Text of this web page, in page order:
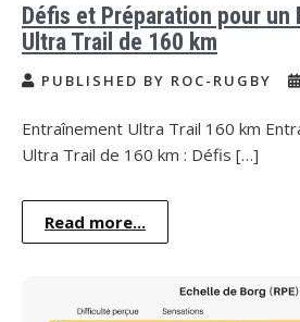
Défis et Préparation pour un
Ultra Trail de 160 km
PUBLISHED BY ROC-RUGBY
Entraînement Ultra Trail 160 km
Ultra Trail de 160 km : Défis […]
Read more...